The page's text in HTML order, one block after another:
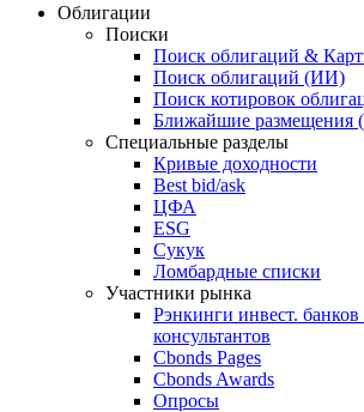
Облигации
Поиски
Поиск облигаций &
Поиск облигаций (ИИ)
Поиск котировок
Ближайшие размещения
Специальные разделы
Кривые доходности
Best bid/ask
ЦФА
ESG
Сукук
Ломбардные списки
Участники рынка
Рэнкинги инвест.
консультантов
Cbonds Pages
Cbonds Awards
Опросы